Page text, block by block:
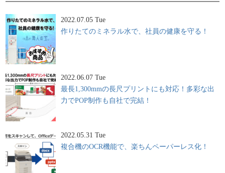
2022.07.05 Tue
作りたてのミネラル水で、社員の健康を守る！
2022.06.07 Tue
最長1,300mmの長尺プリントにも対応！多彩な出
力でPOP制作も自社で完結！
2022.05.31 Tue
複合機のOCR機能で、楽ちんペーパーレス化！